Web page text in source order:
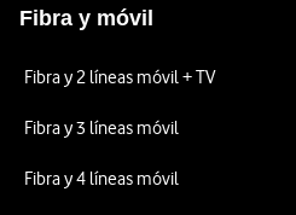
Fibra y móvil
Fibra y 2 líneas móvil + TV
Fibra y 3 líneas móvil
Fibra y 4 líneas móvil